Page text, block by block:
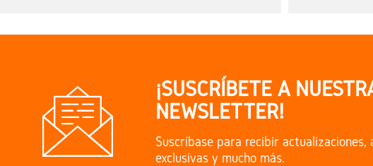
¡SUSCRÍBETE A
NEWSLETTER!
Suscríbase para recibir actualizaciones,
exclusivas y mucho más.